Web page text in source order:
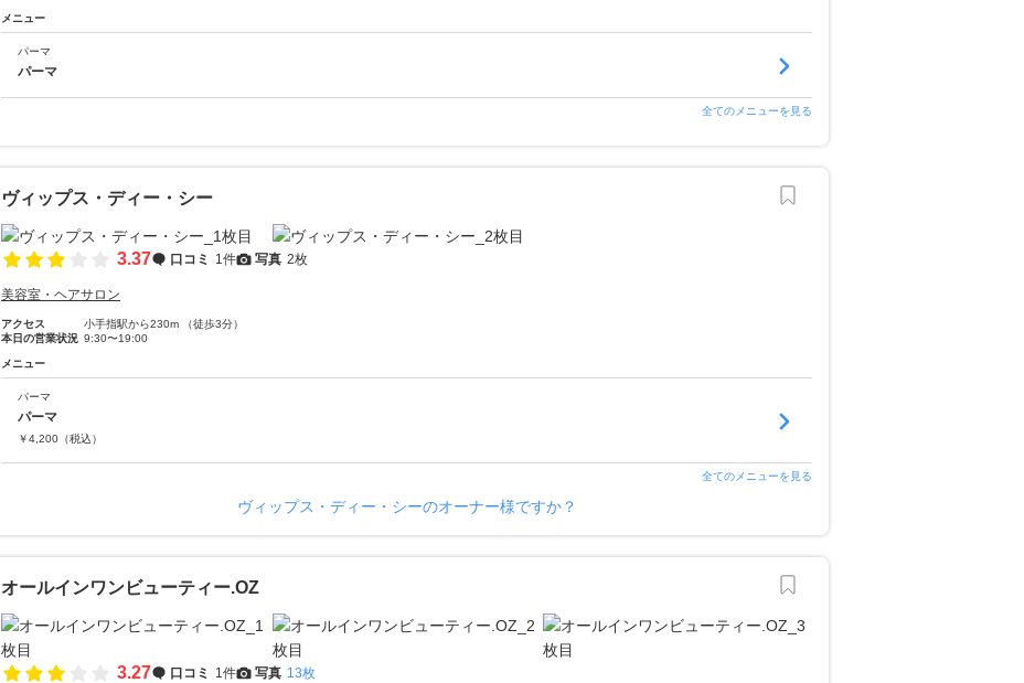
メニュー
パーマ
パーマ
全てのメニューを見る
ヴィップス・ディー・シー
3.37 口コミ 1件 写真 2枚
美容室・ヘアサロン
アクセス
小手指駅から230m （徒歩3分）
本日の営業状況 9:30〜19:00
メニュー
パーマ
パーマ
￥4,200 （税込）
全てのメニューを見る
ヴィップス・ディー・シーのオーナー様ですか？
オールインワンビューティー.OZ
3.27 口コミ 1件 写真 13枚